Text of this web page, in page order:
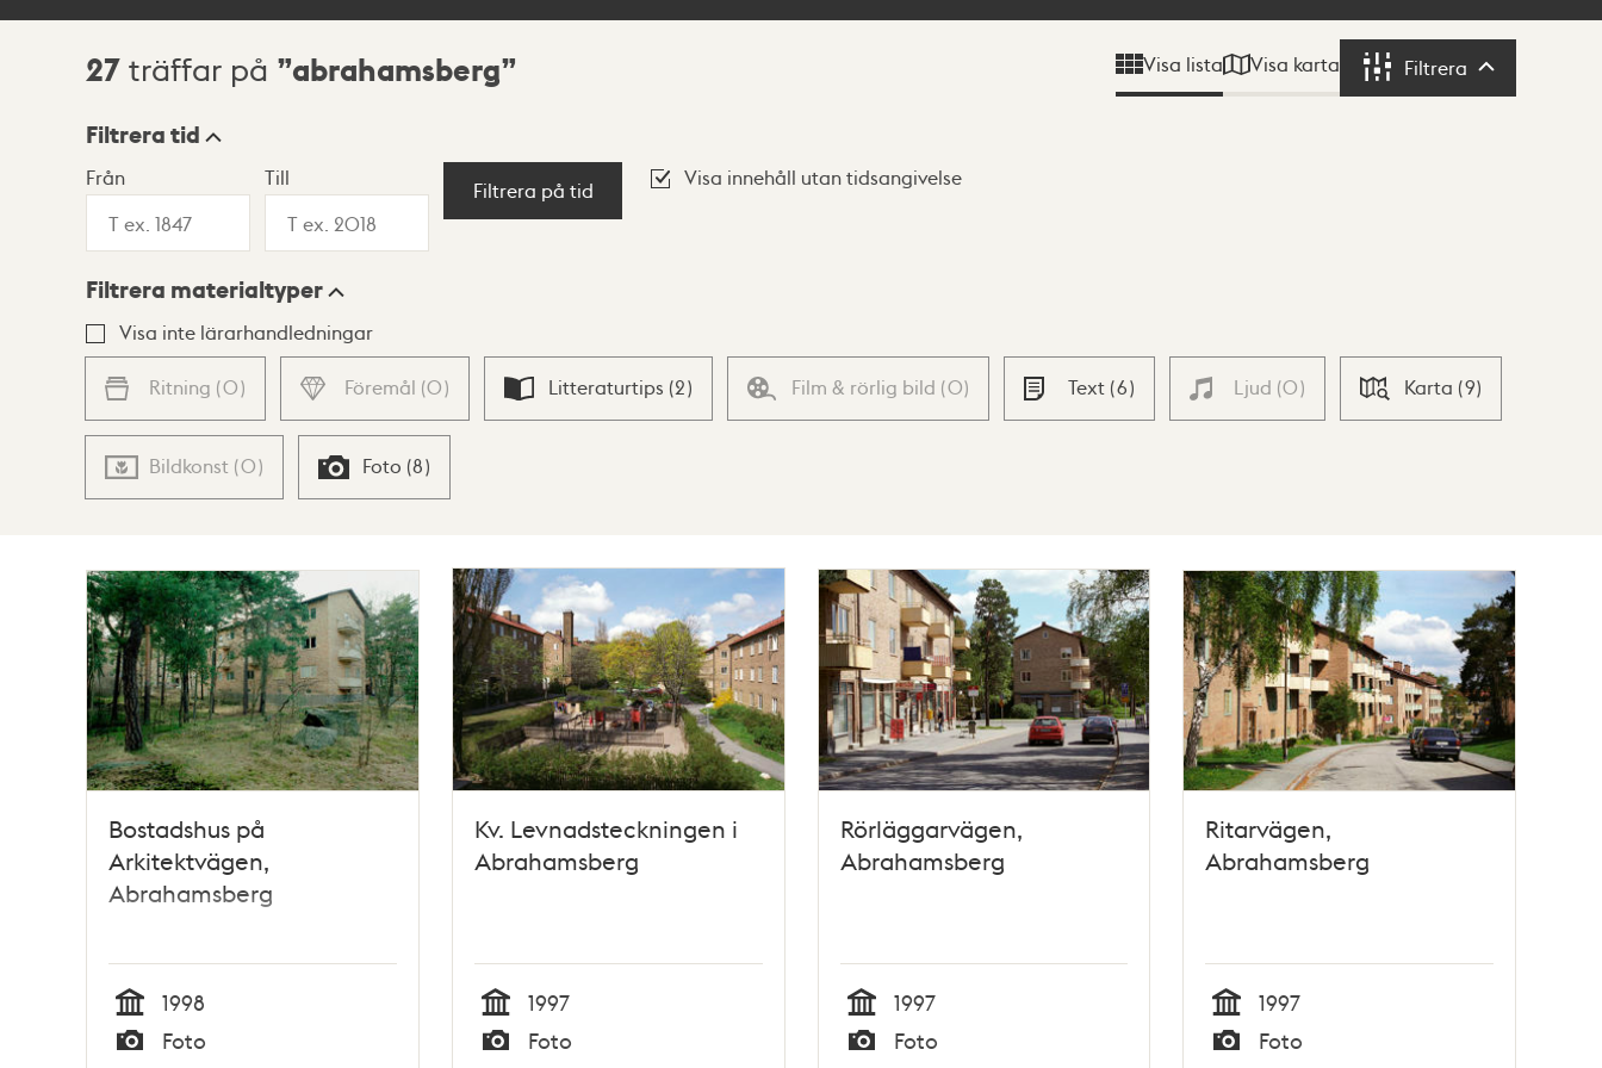
Sökresultat
27 träffar på abrahamsberg Visa lista Visa karta Filtrera Filtrera
Visningsläge
Lista Karta
Filtrera tid
Från Till
Filtrera på tid
Visa innehåll utan tidsangivelse
Filtrera materialtyper
Visa inte lärarhandledningar
Ritning (0) Föremål (0) Litteraturtips (2) Film & rörlig bild (0) Text (6) Ljud (0) Karta (9)
Bildkonst (0) Foto (8)
Bostadshus på
Arkitektvägen,
Abrahamsberg
Tid
1998
Foto
Kv. Levnadsteckningen i
Abrahamsberg
Tid
1997
Foto
Rörläggarvägen,
Abrahamsberg
Tid
1997
Foto
Ritarvägen,
Abrahamsberg
Tid
1997
Foto